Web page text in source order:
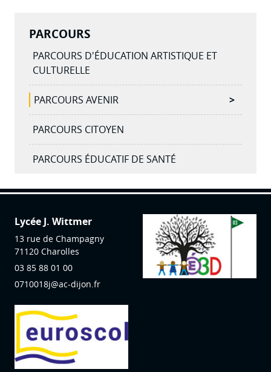
PARCOURS
PARCOURS D'ÉDUCATION ARTISTIQUE ET
CULTURELLE
PARCOURS AVENIR
PARCOURS CITOYEN
PARCOURS ÉDUCATIF DE SANTÉ
Lycée J. Wittmer
13 rue de Champagny
71120 Charolles
03 85 88 01 00
0710018j@ac-dijon.fr